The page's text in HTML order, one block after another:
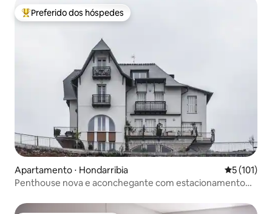
Entre os melhores preferidos dos hóspedes
Preferido dos hóspedes
Apartamento ⋅ Hondarribia 5 de uma
5 (101)
Penthouse nova e aconchegante com estacionamento